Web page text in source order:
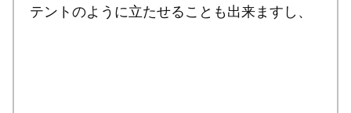
テントのように立たせることも出来ますし、